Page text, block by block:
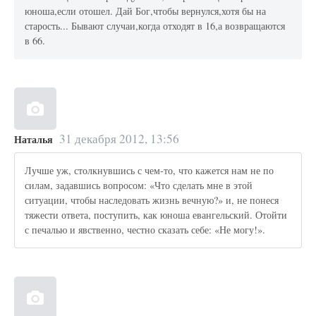
юноша,если отошел. Дай Бог,чтобы вернулся,хотя бы на
старость... Бывают случаи,когда отходят в 16,а возвращаются
в 66.
Наталья 31 декабря 2012, 13:56
Лучше уж, столкнувшись с чем-то, что кажется нам не по
силам, задавшись вопросом: «Что сделать мне в этой
ситуации, чтобы наследовать жизнь вечную?» и, не понеся
тяжести ответа, поступить, как юноша евангельский. Отойти
с печалью и явственно, честно сказать себе: «Не могу!».